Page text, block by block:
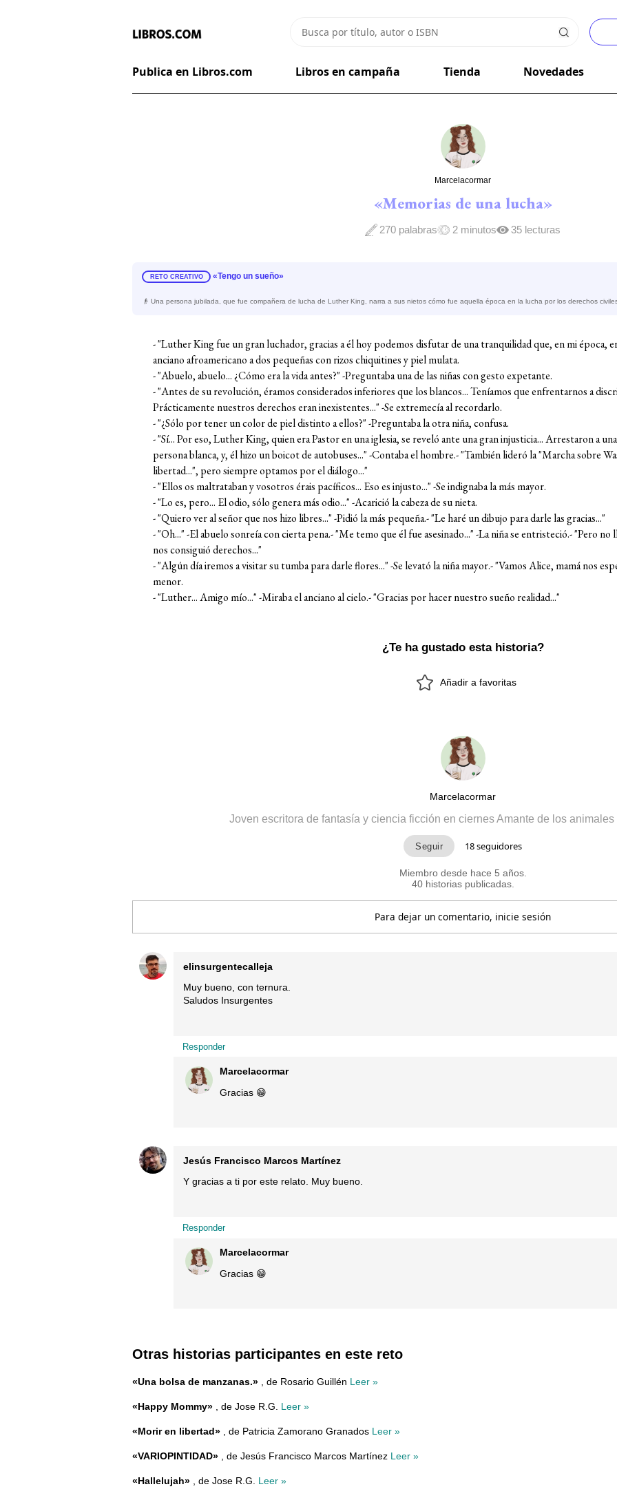
Publica en Libros.com Libros en campaña Tienda Novedades
Marcelacormar
«Memorias de una lucha»
270 palabras 2 minutos 35 lecturas
RETO CREATIVO «Tengo un sueño»
👴 Una persona jubilada, que fue compañera de lucha de Luther King, narra a sus nietos cómo fue aquella época en la lucha por los derechos
- "Luther King fue un gran luchador, gracias a él hoy podemos disfutar de una tranquilidad que, en mi época,
anciano afroamericano a dos pequeñas con rizos chiquitines y piel mulata.
- "Abuelo, abuelo... ¿Cómo era la vida antes?" -Preguntaba una de las niñas con gesto expetante.
- "Antes de su revolución, éramos considerados inferiores que los blancos... Teníamos que enfrentarnos a
Prácticamente nuestros derechos eran inexistentes..." -Se extremecía al recordarlo.
- "¿Sólo por tener un color de piel distinto a ellos?" -Preguntaba la otra niña, confusa.
- "Sí... Por eso, Luther King, quien era Pastor en una iglesia, se reveló ante una gran injusticia... Arrestaron a
persona blanca, y, él hizo un boicot de autobuses..." -Contaba el hombre.- "También lideró la "Marcha sobre
libertad...", pero siempre optamos por el diálogo..."
- "Ellos os maltrataban y vosotros érais pacíficos... Eso es injusto..." -Se indignaba la más mayor.
- "Lo es, pero... El odio, sólo genera más odio..." -Acarició la cabeza de su nieta.
- "Quiero ver al señor que nos hizo libres..." -Pidió la más pequeña.- "Le haré un dibujo para darle las gracias..."
- "Oh..." -El abuelo sonreía con cierta pena.- "Me temo que él fue asesinado..." -La niña se entristeció.- "Pero
nos consiguió derechos..."
- "Algún día iremos a visitar su tumba para darle flores..." -Se levató la niña mayor.- "Vamos Alice, mamá nos
menor.
- "Luther... Amigo mío..." -Miraba el anciano al cielo.- "Gracias por hacer nuestro sueño realidad..."
¿Te ha gustado esta historia?
Añadir a favoritas
Marcelacormar
Joven escritora de fantasía y ciencia ficción en ciernes Amante de los
18seguidores
Miembro desde hace 5 años.
40 historias publicadas.
Para dejar un comentario, inicie sesión
elinsurgentecalleja
Muy bueno, con ternura.
Saludos Insurgentes
Responder
Marcelacormar
Gracias 😁
Jesús Francisco Marcos Martínez
Y gracias a ti por este relato. Muy bueno.
Responder
Marcelacormar
Gracias 😁
Otras historias participantes en este reto
«Una bolsa de manzanas.» , de Rosario Guillén Leer »
«Happy Mommy» , de Jose R.G. Leer »
«Morir en libertad» , de Patricia Zamorano Granados Leer »
«VARIOPINTIDAD» , de Jesús Francisco Marcos Martínez Leer »
«Hallelujah» , de Jose R.G. Leer »